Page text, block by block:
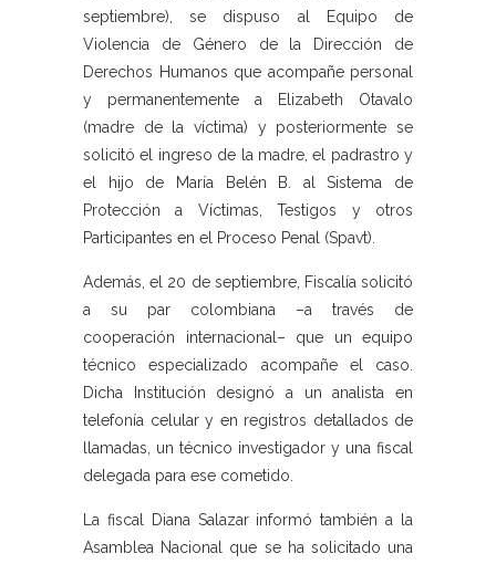
septiembre), se dispuso al Equipo de
Violencia de Género de la Dirección de
Derechos Humanos que acompañe personal
y permanentemente a Elizabeth Otavalo
(madre de la víctima) y posteriormente se
solicitó el ingreso de la madre, el padrastro y
el hijo de María Belén B. al Sistema de
Protección a Víctimas, Testigos y otros
Participantes en el Proceso Penal (Spavt).
Además, el 20 de septiembre, Fiscalía solicitó
a su par colombiana –a través de
cooperación internacional– que un equipo
técnico especializado acompañe el caso.
Dicha Institución designó a un analista en
telefonía celular y en registros detallados de
llamadas, un técnico investigador y una fiscal
delegada para ese cometido.
La fiscal Diana Salazar informó también a la
Asamblea Nacional que se ha solicitado una